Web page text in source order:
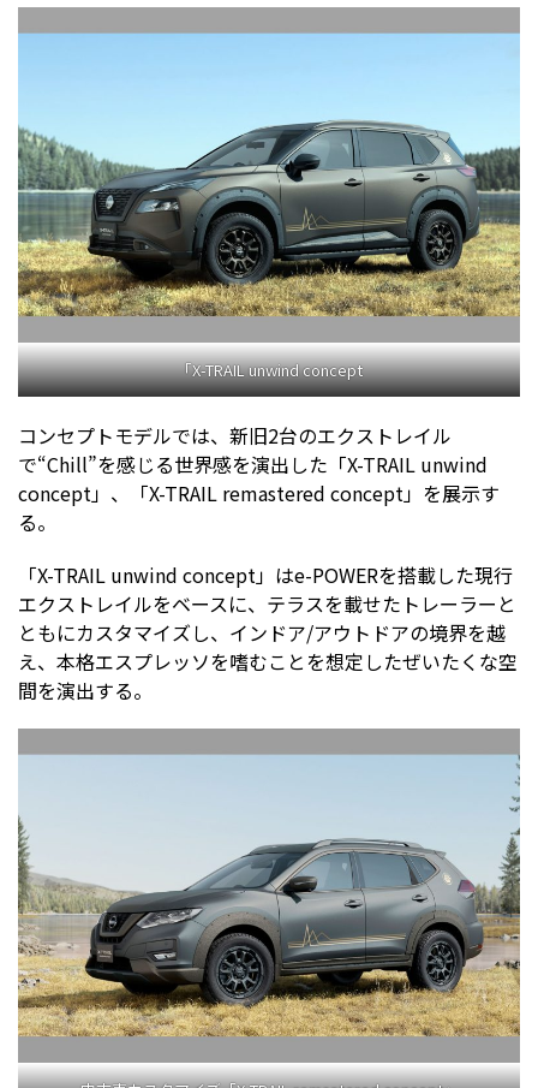
「X-TRAIL unwind concept
コンセプトモデルでは、新旧2台のエクストレイル
で“Chill”を感じる世界感を演出した「X-TRAIL unwind
concept」、「X-TRAIL remastered concept」を展示す
る。
「X-TRAIL unwind concept」はe-POWERを搭載した現行
エクストレイルをベースに、テラスを載せたトレーラーと
ともにカスタマイズし、インドア/アウトドアの境界を越
え、本格エスプレッソを嗜むことを想定したぜいたくな空
間を演出する。